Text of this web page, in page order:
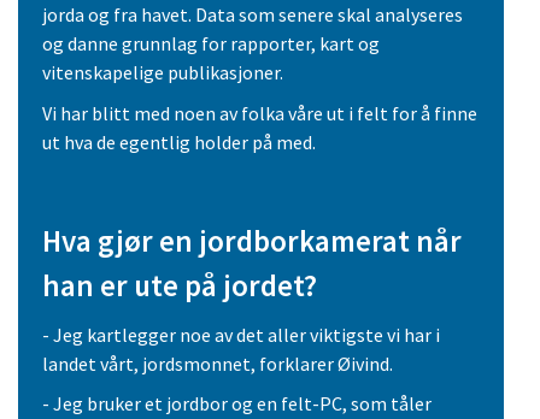
jorda og fra havet. Data som senere skal analyseres
og danne grunnlag for rapporter, kart og
vitenskapelige publikasjoner.
Vi har blitt med noen av folka våre ut i felt for å finne
ut hva de egentlig holder på med.
Hva gjør en jordborkamerat når
han er ute på jordet?
- Jeg kartlegger noe av det aller viktigste vi har i
landet vårt, jordsmonnet, forklarer Øivind.
- Jeg bruker et jordbor og en felt-PC, som tåler